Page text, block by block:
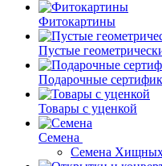
Фитокартины
Пустые
Подарочные
Товары с уценкой
Семена
Семена Хищных